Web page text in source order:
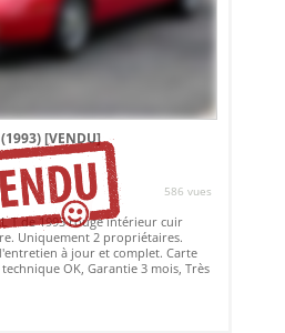
[VENDU]
586 vues
T de 1993 rouge intérieur cuir
Uniquement 2 propriétaires.
à jour et complet. Carte
OK, Garantie 3 mois, Très